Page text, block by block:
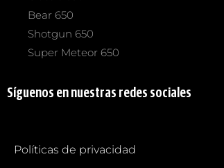
Bear 650
Shotgun 650
Super Meteor 650
Síguenos en nuestras redes sociales
Políticas de privacidad